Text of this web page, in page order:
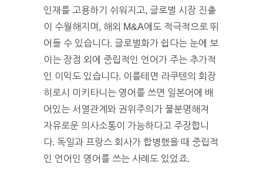
인재를 고용하기 쉬워지고, 글로벌 시장 진출
이 수월해지며, 해외 M&A에도 적극적으로 뛰
어들 수 있습니다. 글로벌화가 쉽다는 눈에 보
이는 장점 외에 중립적인 언어가 주는 추가적
인 이익도 있습니다. 이를테면 라쿠텐의 회장
히로시 미키타니는 영어를 쓰면 일본어에 배
어있는 서열관계와 권위주의가 불분명해져
자유로운 의사소통이 가능하다고 주장합니
다. 독일과 프랑스 회사가 합병했을 때 중립적
인 언어인 영어를 쓰는 사례도 있었죠.